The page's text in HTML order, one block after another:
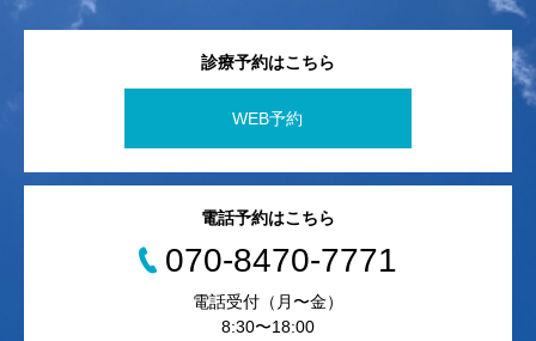
診療予約はこちら
WEB予約
電話予約はこちら
070-8470-7771
電話受付（月〜金）
8:30〜18:00